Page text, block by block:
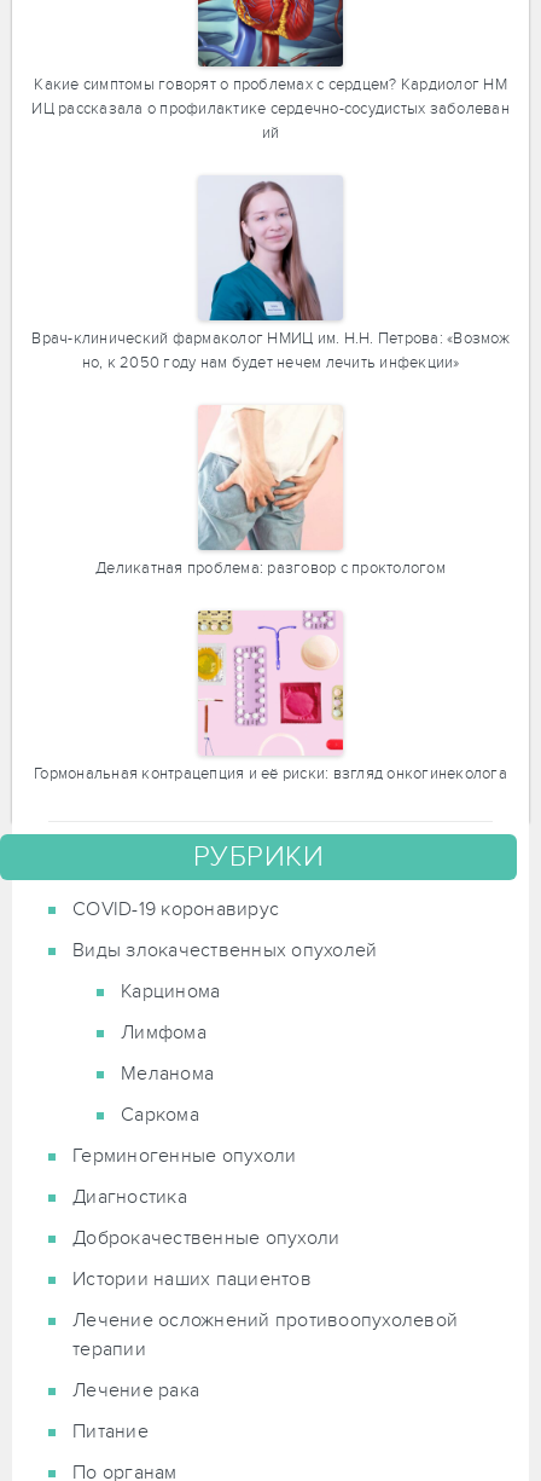
Какие симптомы говорят о проблемах с сердцем? Кардиолог НМ
ИЦ рассказала о профилактике сердечно-сосудистых заболеван
ий
Врач-клинический фармаколог НМИЦ им. Н.Н. Петрова: «Возмож
но, к 2050 году нам будет нечем лечить инфекции»
Деликатная проблема: разговор с проктологом
Гормональная контрацепция и её риски: взгляд онкогинеколога
РУБРИКИ
COVID-19 коронавирус
Виды злокачественных опухолей
Карцинома
Лимфома
Меланома
Саркома
Герминогенные опухоли
Диагностика
Доброкачественные опухоли
Истории наших пациентов
Лечение осложнений противоопухолевой
терапии
Лечение рака
Питание
По органам